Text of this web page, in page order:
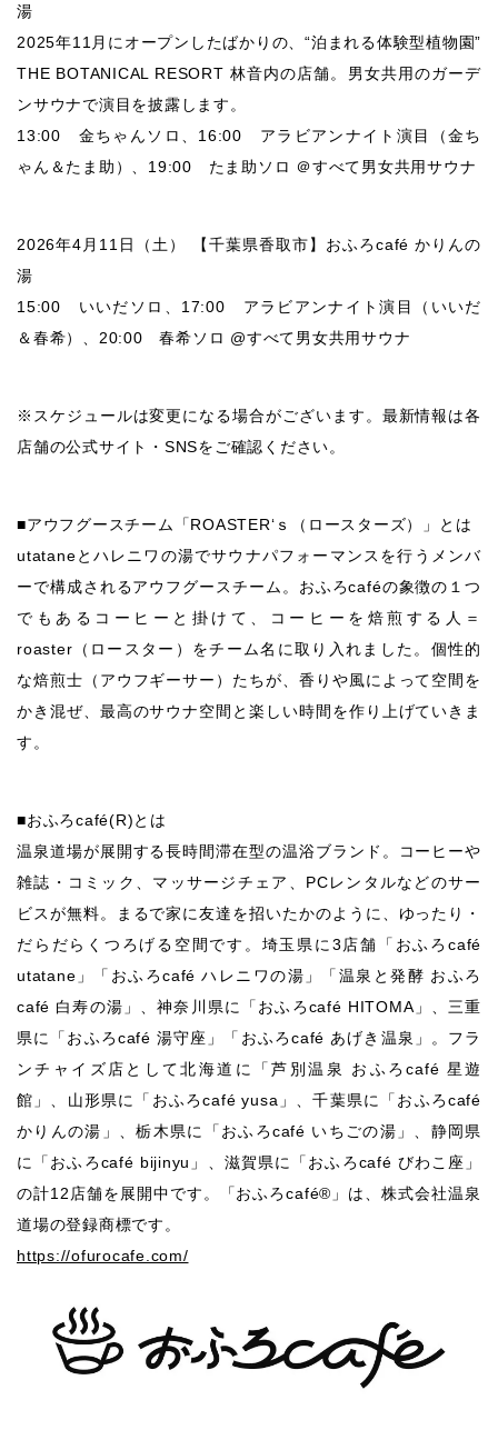
湯
2025年11月にオープンしたばかりの、“泊まれる体験型植物園”
THE BOTANICAL RESORT 林音内の店舗。男女共用のガーデ
ンサウナで演目を披露します。
13:00 金ちゃんソロ、16:00 アラビアンナイト演目（金ち
ゃん＆たま助）、19:00 たま助ソロ ＠すべて男女共用サウナ
2026年4月11日（土） 【千葉県香取市】おふろcafé かりんの
湯
15:00 いいだソロ、17:00 アラビアンナイト演目（いいだ
＆春希）、20:00 春希ソロ @すべて男女共用サウナ
※スケジュールは変更になる場合がございます。最新情報は各
店舗の公式サイト・SNSをご確認ください。
■アウフグースチーム「ROASTER‘ｓ（ロースターズ）」とは
utataneとハレニワの湯でサウナパフォーマンスを行うメンバ
ーで構成されるアウフグースチーム。おふろcaféの象徴の１つ
でもあるコーヒーと掛けて、コーヒーを焙煎する人＝
roaster（ロースター）をチーム名に取り入れました。個性的
な焙煎士（アウフギーサー）たちが、香りや風によって空間を
かき混ぜ、最高のサウナ空間と楽しい時間を作り上げていきま
す。
■おふろcafé(R)とは
温泉道場が展開する長時間滞在型の温浴ブランド。コーヒーや
雑誌・コミック、マッサージチェア、PCレンタルなどのサー
ビスが無料。まるで家に友達を招いたかのように、ゆったり・
だらだらくつろげる空間です。埼玉県に3店舗「おふろcafé
utatane」「おふろcafé ハレニワの湯」「温泉と発酵 おふろ
café 白寿の湯」、神奈川県に「おふろcafé HITOMA」、三重
県に「おふろcafé 湯守座」「おふろcafé あげき温泉」。フラ
ンチャイズ店として北海道に「芦別温泉 おふろcafé 星遊
館」、山形県に「おふろcafé yusa」、千葉県に「おふろcafé
かりんの湯」、栃木県に「おふろcafé いちごの湯」、静岡県
に「おふろcafé bijinyu」、滋賀県に「おふろcafé びわこ座」
の計12店舗を展開中です。「おふろcafé®︎」は、株式会社温泉
道場の登録商標です。
https://ofurocafe.com/